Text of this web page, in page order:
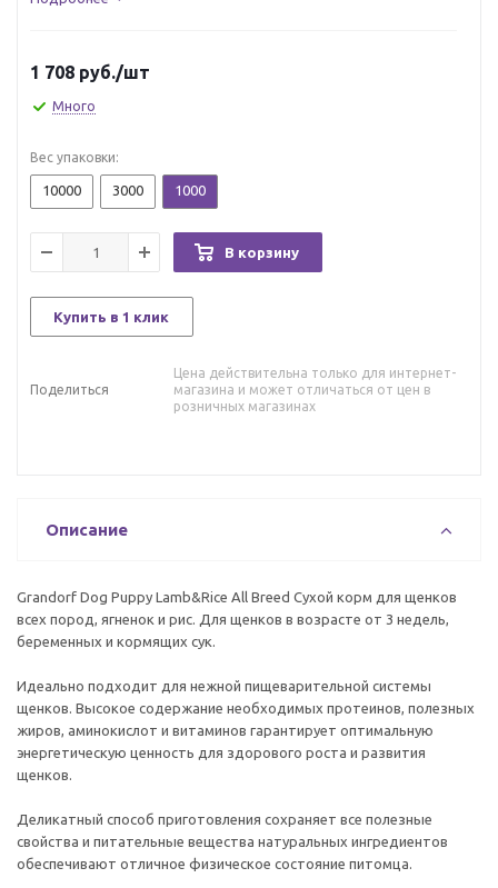
1 708 руб./шт
Много
Вес упаковки:
10000 3000 1000
В корзину
Купить в 1 клик
Поделиться
Цена действительна только для интернет-
магазина и может отличаться от цен в
розничных магазинах
Описание
Grandorf Dog Puppy Lamb&Rice All Breed Сухой корм для щенков
всех пород, ягненок и рис. Для щенков в возрасте от 3 недель,
беременных и кормящих сук.
Идеально подходит для нежной пищеварительной системы
щенков. Высокое содержание необходимых протеинов, полезных
жиров, аминокислот и витаминов гарантирует оптимальную
энергетическую ценность для здорового роста и развития
щенков.
Деликатный способ приготовления сохраняет все полезные
свойства и питательные вещества натуральных ингредиентов
обеспечивают отличное физическое состояние питомца.